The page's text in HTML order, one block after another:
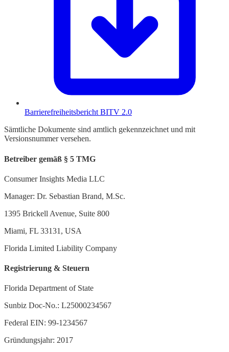
Barrierefreiheitsbericht BITV 2.0
Sämtliche Dokumente sind amtlich gekennzeichnet und mit
Versionsnummer versehen.
Betreiber gemäß § 5 TMG
Consumer Insights Media LLC
Manager: Dr. Sebastian Brand, M.Sc.
1395 Brickell Avenue, Suite 800
Miami, FL 33131, USA
Florida Limited Liability Company
Registrierung & Steuern
Florida Department of State
Sunbiz Doc-No.: L25000234567
Federal EIN: 99-1234567
Gründungsjahr: 2017